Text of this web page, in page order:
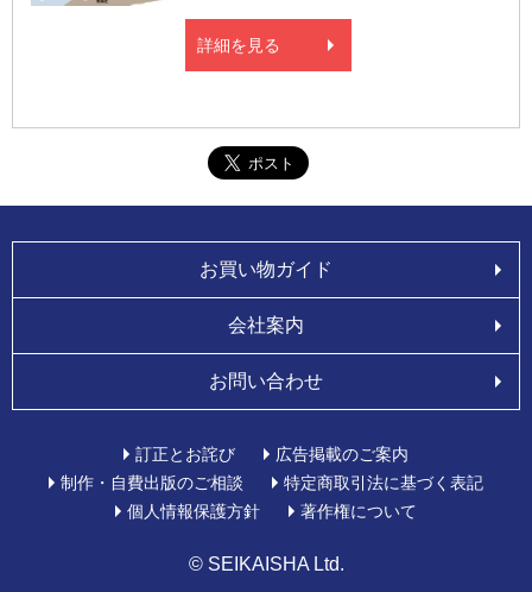
詳細を見る
お買い物ガイド
会社案内
お問い合わせ
訂正とお詫び
広告掲載のご案内
制作・自費出版のご相談
特定商取引法に基づく表記
個人情報保護方針
著作権について
© SEIKAISHA Ltd.